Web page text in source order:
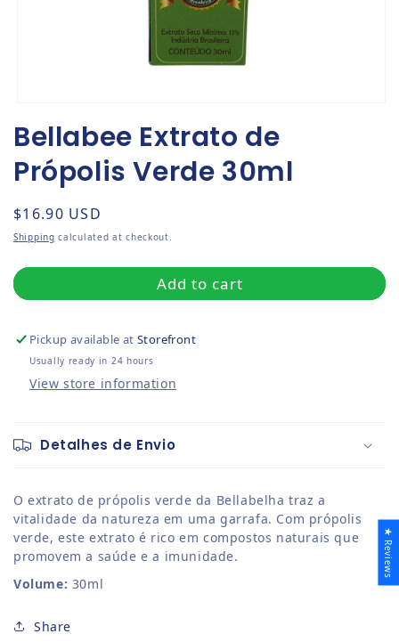
Bellabee Extrato de
Própolis Verde 30ml
Regular price
$16.90 USD
Shipping calculated at checkout.
Add to cart
Pickup available atStorefront
Usually ready in 24 hours
View store information
Detalhes de Envio
O extrato de própolis verde da Bellabelha traz a
vitalidade da natureza em uma garrafa. Com própolis
verde, este extrato é rico em compostos naturais que
promovem a saúde e a imunidade.
Volume: 30ml
Share
★ Reviews